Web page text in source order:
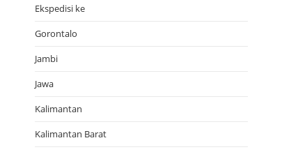
Ekspedisi ke
Gorontalo
Jambi
Jawa
Kalimantan
Kalimantan Barat